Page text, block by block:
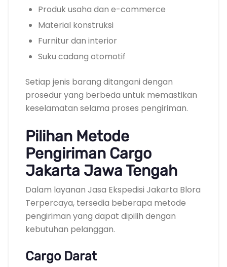
Produk usaha dan e-commerce
Material konstruksi
Furnitur dan interior
Suku cadang otomotif
Setiap jenis barang ditangani dengan
prosedur yang berbeda untuk memastikan
keselamatan selama proses pengiriman.
Pilihan Metode
Pengiriman Cargo
Jakarta Jawa Tengah
Dalam layanan Jasa Ekspedisi Jakarta Blora
Terpercaya, tersedia beberapa metode
pengiriman yang dapat dipilih dengan
kebutuhan pelanggan.
Cargo Darat